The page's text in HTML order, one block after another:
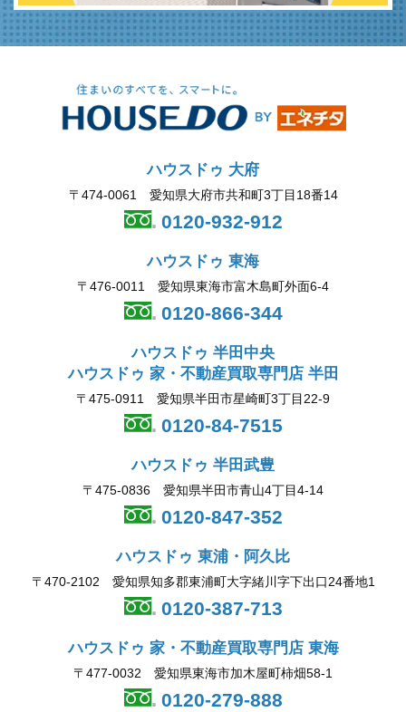
ハウスドゥ 大府
〒474-0061 愛知県大府市共和町3丁目18番14
0120-932-912
ハウスドゥ 東海
〒476-0011 愛知県東海市富木島町外面6-4
0120-866-344
ハウスドゥ 半田中央
ハウスドゥ 家・不動産買取専門店 半田
〒475-0911 愛知県半田市星崎町3丁目22-9
0120-84-7515
ハウスドゥ 半田武豊
〒475-0836 愛知県半田市青山4丁目4-14
0120-847-352
ハウスドゥ 東浦・阿久比
〒470-2102 愛知県知多郡東浦町大字緒川字下出口24番地1
0120-387-713
ハウスドゥ 家・不動産買取専門店 東海
〒477-0032 愛知県東海市加木屋町柿畑58-1
0120-279-888